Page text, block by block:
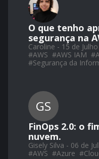
O que tenho
segurança na
Caroline - 15 de Julho
#AWS #AWS IAM #
#Segurança da
GS
FinOps 2.0: o
nuvem.
Gisely Silva - 06 de
#AWS #Azure #